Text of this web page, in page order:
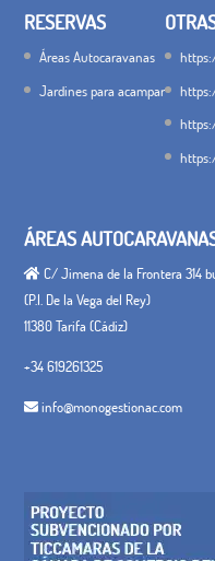
RESERVAS
Áreas Autocaravanas
Jardines para acampar
ÁREAS
C/ Jimena de la Frontera 314
(P.I. De la Vega del Rey)
11380 Tarifa (Cádiz)
+34 619261325
info@monogestionac.com